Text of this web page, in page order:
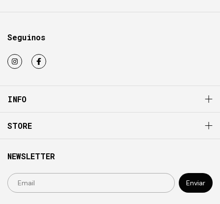
Seguinos
INFO
STORE
NEWSLETTER